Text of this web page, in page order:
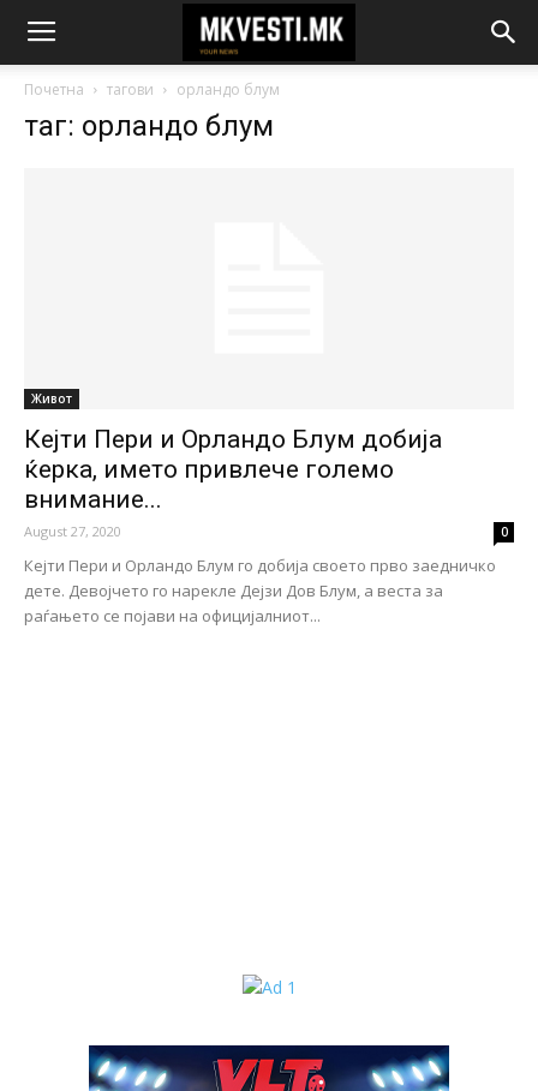
Почетна тагови орландо блум
таг: орландо блум
Живот
Кејти Пери и Орландо Блум добија
ќерка, името привлече големо
внимание...
August 27, 2020 0
Кејти Пери и Орландо Блум го добија своето прво заедничко
дете. Девојчето го нарекле Дејзи Дов Блум, а веста за
раѓањето се појави на официјалниот...